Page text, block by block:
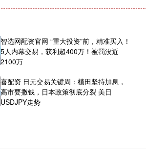
智选网配资官网 “重大投资”前，精准买入！
5人内幕交易，获利超400万！被罚没近
2100万
喜配资 日元交易关键周：植田坚持加息，
高市要撒钱，日本政策彻底分裂 美日
USDJPY走势